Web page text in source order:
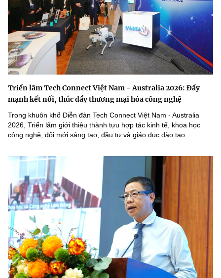
Triển lãm Tech Connect Việt Nam - Australia 2026: Đẩy
mạnh kết nối, thúc đẩy thương mại hóa công nghệ
Trong khuôn khổ Diễn đàn Tech Connect Việt Nam - Australia
2026, Triển lãm giới thiệu thành tựu hợp tác kinh tế, khoa học
công nghệ, đổi mới sáng tạo, đầu tư và giáo dục đào tạo...